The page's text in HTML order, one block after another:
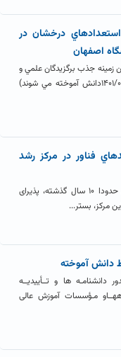
درخشان در
اصفهان
زمينه جذب برگزيدگان علمي و
مستعد از بين دانشجويانی(که تا۱۴۰۱/۰۶/۳۱دانش آموخته مي شوند)
فناور در مرکز رشد
مرکز رشد واحدهای دانشگاه در طول حدودا ۱۰ سال گذشته، پذیرای
مرکز، بستر...
دانش آموخته
دانشنامـه ها و تــأییدیــه
مـؤسسات آموزش عالی